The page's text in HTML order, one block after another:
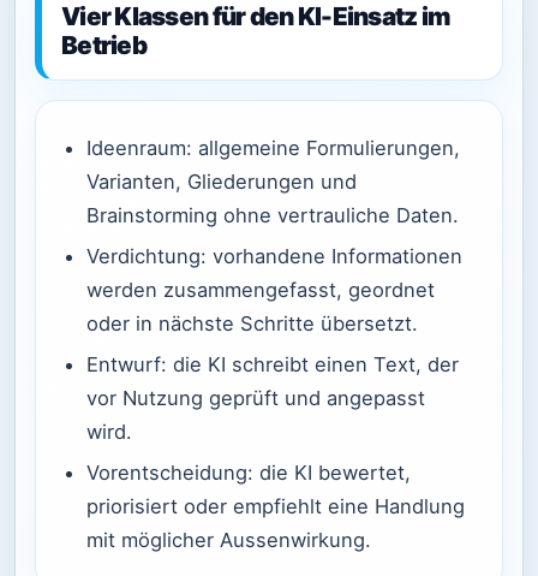
Vier Klassen für den KI-Einsatz im
Betrieb
Ideenraum: allgemeine Formulierungen,
Varianten, Gliederungen und
Brainstorming ohne vertrauliche Daten.
Verdichtung: vorhandene Informationen
werden zusammengefasst, geordnet
oder in nächste Schritte übersetzt.
Entwurf: die KI schreibt einen Text, der
vor Nutzung geprüft und angepasst
wird.
Vorentscheidung: die KI bewertet,
priorisiert oder empfiehlt eine Handlung
mit möglicher Aussenwirkung.